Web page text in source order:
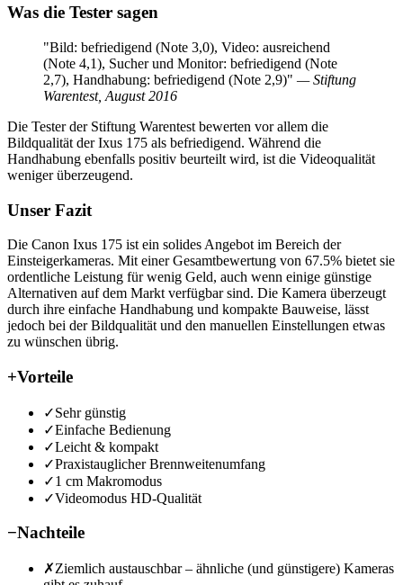
Was die Tester sagen
"Bild: befriedigend (Note 3,0), Video: ausreichend
(Note 4,1), Sucher und Monitor: befriedigend (Note
2,7), Handhabung: befriedigend (Note 2,9)" — Stiftung
Warentest, August 2016
Die Tester der Stiftung Warentest bewerten vor allem die
Bildqualität der Ixus 175 als befriedigend. Während die
Handhabung ebenfalls positiv beurteilt wird, ist die Videoqualität
weniger überzeugend.
Unser Fazit
Die Canon Ixus 175 ist ein solides Angebot im Bereich der
Einsteigerkameras. Mit einer Gesamtbewertung von 67.5% bietet sie
ordentliche Leistung für wenig Geld, auch wenn einige günstige
Alternativen auf dem Markt verfügbar sind. Die Kamera überzeugt
durch ihre einfache Handhabung und kompakte Bauweise, lässt
jedoch bei der Bildqualität und den manuellen Einstellungen etwas
zu wünschen übrig.
+Vorteile
✓Sehr günstig
✓Einfache Bedienung
✓Leicht & kompakt
✓Praxistauglicher Brennweitenumfang
✓1 cm Makromodus
✓Videomodus HD-Qualität
−Nachteile
✗Ziemlich austauschbar – ähnliche (und günstigere) Kameras